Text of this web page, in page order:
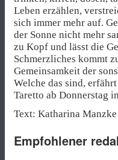
Leben erzählen,
sich immer mehr auf.
der Sonne nicht mehr
zu Kopf und lässt die
Schmerzliches kommt
Gemeinsamkeit der
Welche das sind,
Taretto ab Donnerstag
Text: Katharina Manzke
Empfohlener